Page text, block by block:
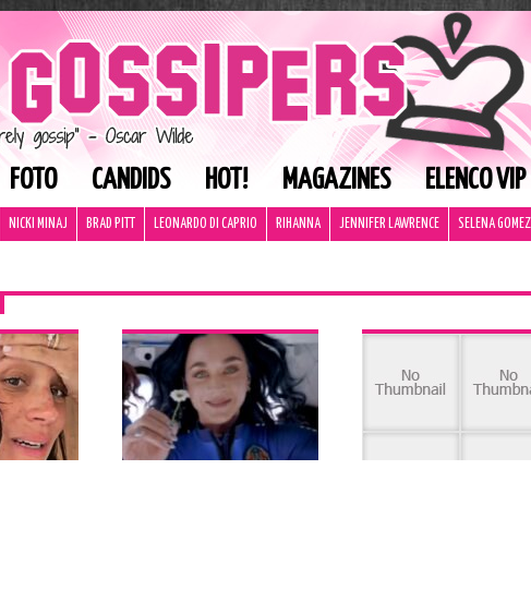
FOTO CANDIDS HOT! MAGAZINES ELENCO VIP
NICKI MINAJ BRAD PITT LEONARDO DI CAPRIO RIHANNA JENNIFER LAWRENCE SELENA GOMEZ